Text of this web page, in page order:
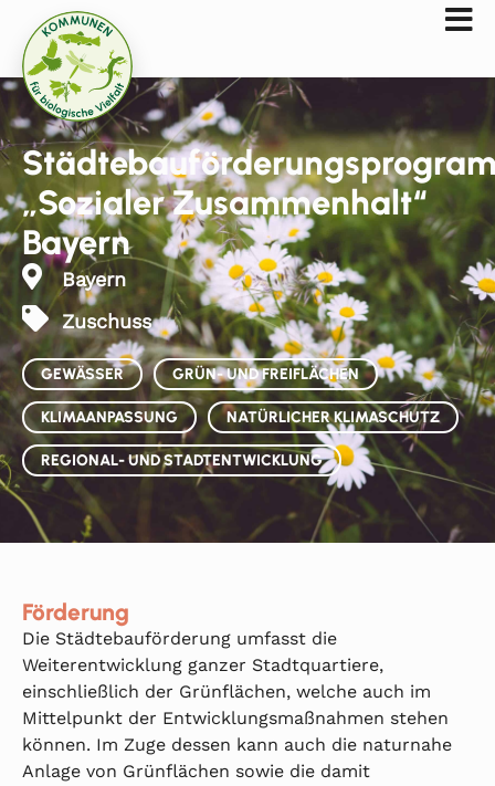
„Sozialer Zusammenhalt“
Bayern
Bayern
Zuschuss
GEWÄSSER GRÜN- UND FREIFLÄCHEN
KLIMAANPASSUNG NATÜRLICHER KLIMASCHUTZ
REGIONAL- UND STADTENTWICKLUNG
Förderung
Die Städtebauförderung umfasst die
Weiterentwicklung ganzer Stadtquartiere,
einschließlich der Grünflächen, welche auch im
Mittelpunkt der Entwicklungsmaßnahmen stehen
können. Im Zuge dessen kann auch die naturnahe
Anlage von Grünflächen sowie die damit